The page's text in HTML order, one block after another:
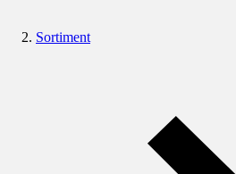
Sortiment